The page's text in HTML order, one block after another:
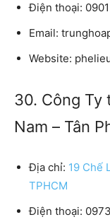
Điện thoại:
Email:
Website:
30. Công Ty
Nam – Tân
Địa chỉ: 19 Chế
TPHCM
Điện thoại: